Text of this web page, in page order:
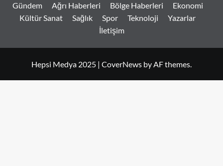
Gündem Ağrı Haberleri Bölge Haberleri
Ekonomi
Kültür Sanat
Sağlık Spor Teknoloji
Yazarlar
İletişim
Hepsi Medya 2025 | CoverNews by AF themes.